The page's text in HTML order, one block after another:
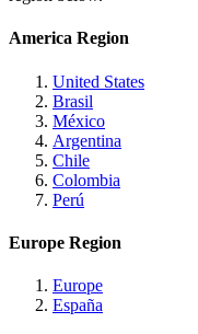
America Region
United States
Brasil
México
Argentina
Chile
Colombia
Perú
Europe Region
Europe
España